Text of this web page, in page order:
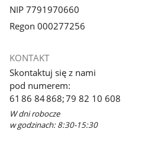
NIP 7791970660
Regon 000277256
KONTAKT
Skontaktuj się z nami
pod numerem:
61 86 84 868; 79 82 10 608
W dni robocze
w godzinach: 8:30-15:30